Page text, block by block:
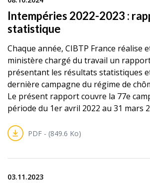
Intempéries 2022-2023 :
statistique
Chaque année, CIBTP France réalise
ministère chargé du travail un
présentant les résultats statistiques
dernière campagne du régime de
Le présent rapport couvre la 77e
période du 1er avril 2022 au 31 mars
PDF - (849.6 Ko)
03.11.2023